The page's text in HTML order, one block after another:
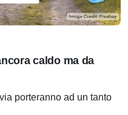
caldo ma da
porteranno ad un tanto